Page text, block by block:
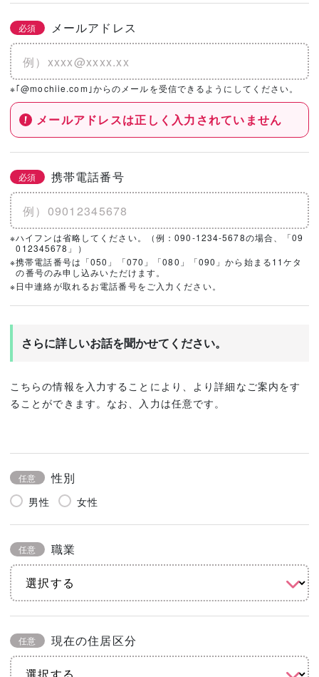
必須 メールアドレス
※｢@mochiie.com｣からのメールを受信できるようにしてください。
メールアドレスは正しく入力されていません
必須 携帯電話番号
※ハイフンは省略してください。（例：090-1234-5678の場合、「09
012345678」）
※携帯電話番号は「050」「070」「080」「090」から始まる11ケタ
の番号のみ申し込みいただけます。
※日中連絡が取れるお電話番号をご入力ください。
さらに詳しいお話を聞かせてください。
こちらの情報を入力することにより、より詳細なご案内をす
ることができます。なお、入力は任意です。
任意 性別
男性 女性
任意 職業
任意 現在の住居区分